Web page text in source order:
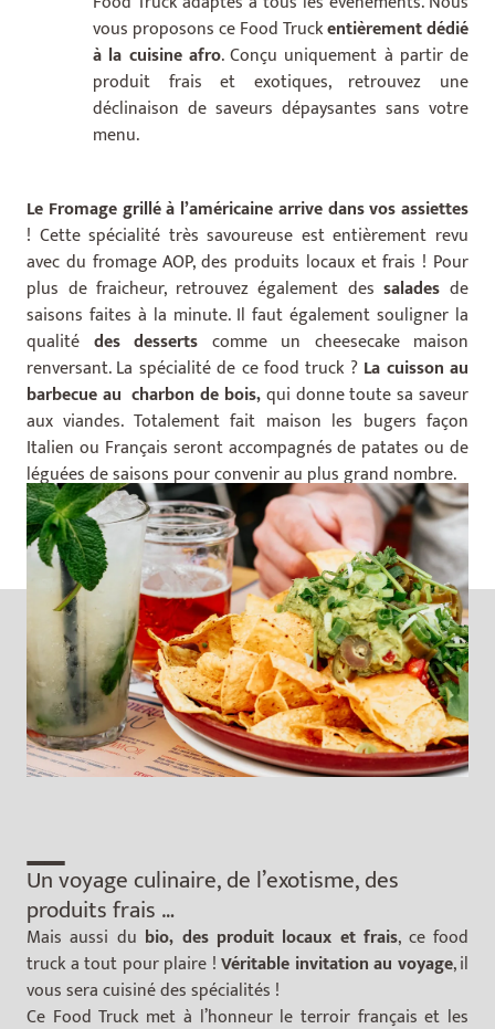
vous proposons ce Food Truckentièrement dédié
à la cuisine afro. Conçu uniquement à partir de
produit frais et exotiques, retrouvez une
déclinaison de saveurs dépaysantes sans votre
menu.
Le Fromage grillé à l’américaine arrive dans vos assiettes
! Cette spécialité très savoureuse est entièrement revu
avec du fromage AOP, des produits locaux et frais ! Pour
plus de fraicheur, retrouvez également dessalades de
saisons faites à la minute. Il faut également souligner la
qualité des desserts comme un cheesecake maison
renversant. La spécialité de ce food truck ? La cuisson au
barbecue au charbon de bois,qui donne toute sa saveur
aux viandes. Totalement fait maison les bugers façon
Italien ou Français seront accompagnés de patates ou de
léguées de saisons pour convenir au plus grand nombre.
__
Un voyage culinaire, de l’exotisme, des
produits frais …
Mais aussi du bio, des produit locaux et frais, ce food
truck a tout pour plaire !Véritable invitation au voyage, il
vous sera cuisiné des spécialités !
Ce Food Truck met à l’honneur le terroir français et les